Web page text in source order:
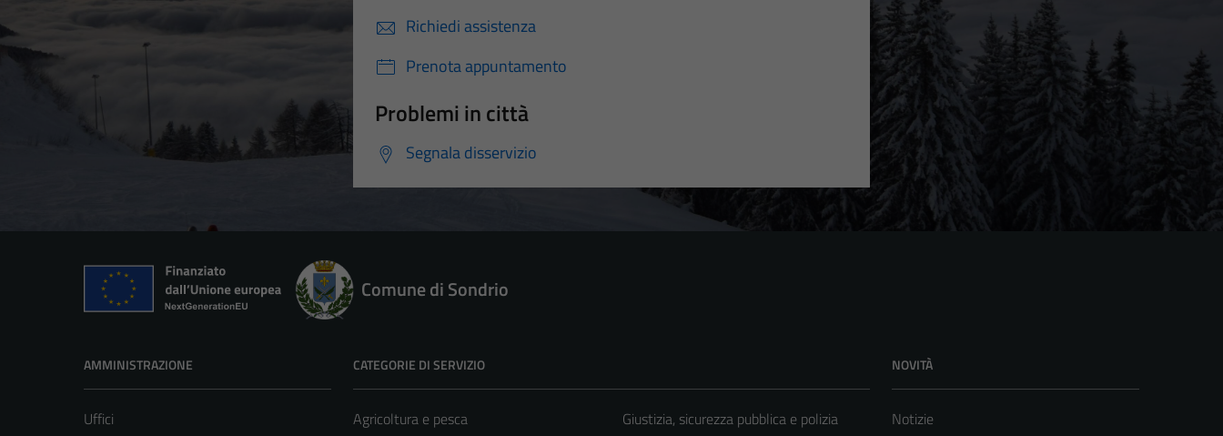
Richiedi assistenza
Prenota appuntamento
Problemi in città
Segnala disservizio
Comune di Sondrio
AMMINISTRAZIONE
Uffici
CATEGORIE DI SERVIZIO
Agricoltura e pesca
Giustizia, sicurezza pubblica e polizia
NOVITÀ
Notizie